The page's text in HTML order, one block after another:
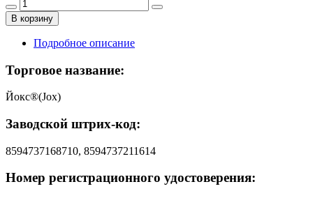
В корзину
Подробное описание
Торговое название:
Йокс®(Jox)
Заводской штрих-код:
8594737168710, 8594737211614
Номер регистрационного удостоверения: